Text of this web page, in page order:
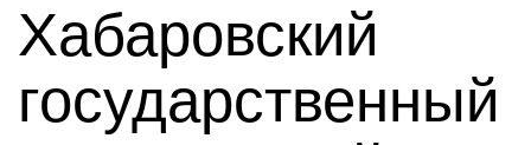
Хабаровский
государственный